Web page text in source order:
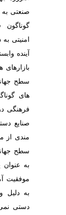
صنعتی به عصر
گوناگون
امنیتی به درک و
آینده وابسته
بازارهای هدف
سطح جهانی و در
های گوناگون و
فرهنگی در
صنایع دستی در
مندی از منافع
سطح جهانی را
به عنوان یک
موفقیت آمیزی را
به دلیل ویژگی
دستی نمی توان